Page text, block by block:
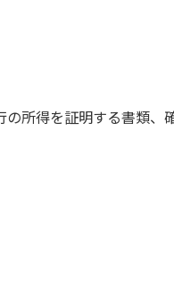
所得を証明する書類、